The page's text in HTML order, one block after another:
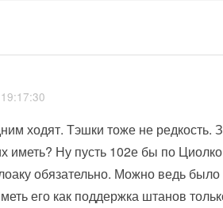
ходят. Тэшки тоже не редкость.
иметь? Ну пусть 102е бы по
обязательно. Можно ведь
его как поддержка штанов